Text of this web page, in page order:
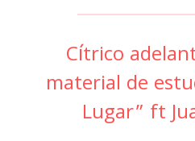
Cítrico
material de
Lugar” ft